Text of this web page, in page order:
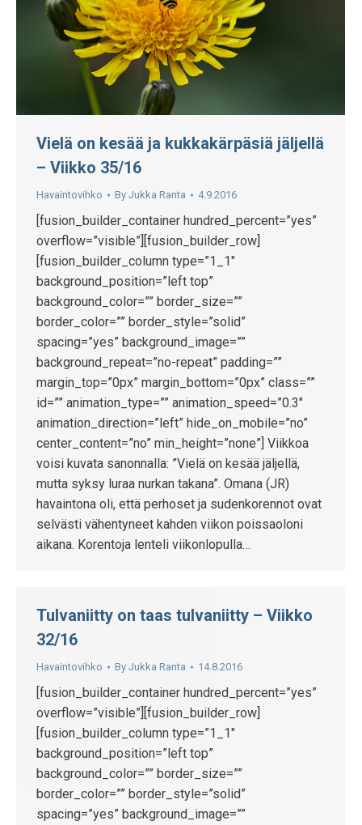
Vielä on kesää ja kukkakärpäsiä jäljellä
– Viikko 35/16
Havaintovihko By Jukka Ranta 4.9.2016
[fusion_builder_container hundred_percent=”yes”
overflow=”visible”][fusion_builder_row]
[fusion_builder_column type=”1_1″
background_position=”left top”
background_color=”” border_size=””
border_color=”” border_style=”solid”
spacing=”yes” background_image=””
background_repeat=”no-repeat” padding=””
margin_top=”0px” margin_bottom=”0px” class=””
id=”” animation_type=”” animation_speed=”0.3″
animation_direction=”left” hide_on_mobile=”no”
center_content=”no” min_height=”none”] Viikkoa
voisi kuvata sanonnalla: ”Vielä on kesää jäljellä,
mutta syksy luraa nurkan takana”. Omana (JR)
havaintona oli, että perhoset ja sudenkorennot ovat
selvästi vähentyneet kahden viikon poissaoloni
aikana. Korentoja lenteli viikonlopulla…
Tulvaniitty on taas tulvaniitty – Viikko
32/16
Havaintovihko By Jukka Ranta 14.8.2016
[fusion_builder_container hundred_percent=”yes”
overflow=”visible”][fusion_builder_row]
[fusion_builder_column type=”1_1″
background_position=”left top”
background_color=”” border_size=””
border_color=”” border_style=”solid”
spacing=”yes” background_image=””